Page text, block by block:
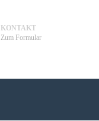
KONTAKT
Zum Formular